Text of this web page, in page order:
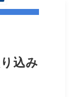
込み